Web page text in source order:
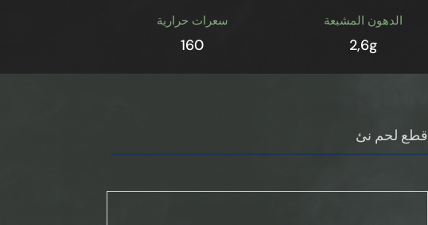
سعرات حرارية
160
الدهون المشبعة
2,6g
قطع لحم نئ